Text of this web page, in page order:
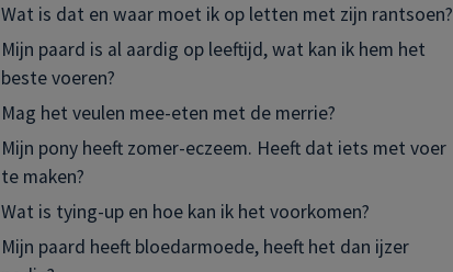
Wat is dat en waar moet ik op letten met zijn rantsoen?
Mijn paard is al aardig op leeftijd, wat kan ik hem het
beste voeren?
Mag het veulen mee-eten met de merrie?
Mijn pony heeft zomer-eczeem. Heeft dat iets met voer
te maken?
Wat is tying-up en hoe kan ik het voorkomen?
Mijn paard heeft bloedarmoede, heeft het dan ijzer